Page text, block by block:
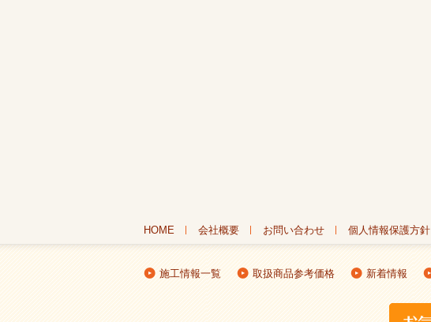
HOME 会社概要 お問い合わせ 個人情報保護方針
施工情報一覧 取扱商品参考価格 新着情報